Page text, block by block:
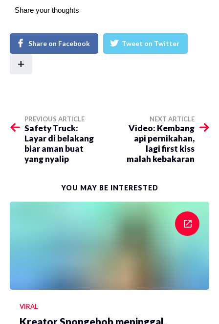
Share your thoughts
Share on Facebook Tweet on Twitter
+
PREVIOUS ARTICLE
Safety Truck:
Layar di belakang
biar aman buat
yang nyalip
NEXT ARTICLE
Video: Kembang
api pernikahan,
lagi first kiss
malah kebakaran
YOU MAY BE INTERESTED
VIRAL
Kreator Spongebob meninggal,